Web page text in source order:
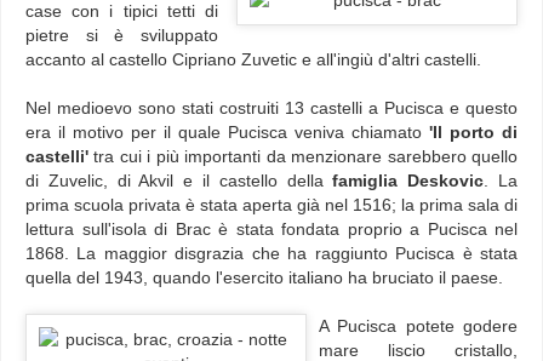
case con i tipici tetti di
pietre si è sviluppato
accanto al castello Cipriano Zuvetic e all'ingiù d'altri castelli.
Nel medioevo sono stati costruiti 13 castelli a Pucisca e questo
era il motivo per il quale Pucisca veniva chiamato 'Il porto di
castelli' tra cui i più importanti da menzionare sarebbero quello
di Zuvelic, di Akvil e il castello dellafamiglia Deskovic . La
prima scuola privata è stata aperta già nel 1516; la prima sala di
lettura sull'isola di Brac è stata fondata proprio a Pucisca nel
1868. La maggior disgrazia che ha raggiunto Pucisca è stata
quella del 1943, quando l'esercito italiano ha bruciato il paese.
A Pucisca potete godere
mare liscio cristallo,